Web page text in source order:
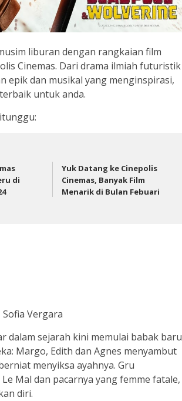
liburan dengan rangkaian film
Cinemas. Dari drama ilmiah futuristik
epik dan musikal yang menginspirasi,
untuk anda.
di
Yuk Datang ke Cinepolis
Cinemas, Banyak Film
Menarik di Bulan Febuari
Sofia Vergara
dalam sejarah kini memulai babak baru
Margo, Edith dan Agnes menyambut
menyiksa ayahnya. Gru
Mal dan pacarnya yang femme fatale,
diri.